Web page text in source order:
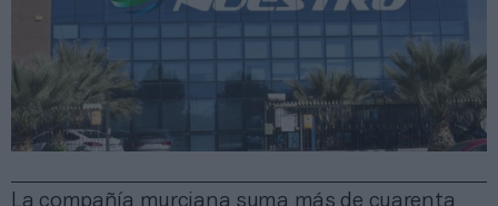
La compañía murciana suma más de cuarenta